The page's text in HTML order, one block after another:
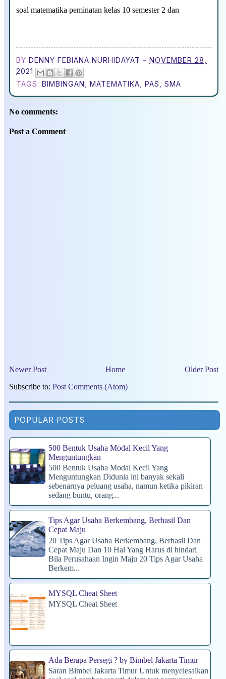
soal matematika peminatan kelas 10 semester 2 dan
BY DENNY FEBIANA NURHIDAYAT - NOVEMBER 28,
2021
TAGS: BIMBINGAN MATEMATIKA PAS SMA
No comments:
Post a Comment
Newer Post Older Post
Home
Subscribe to: Post Comments (Atom)
POPULAR POSTS
500 Bentuk Usaha Modal Kecil Yang
Menguntungkan
500 Bentuk Usaha Modal Kecil Yang
Menguntungkan Didunia ini banyak sekali
sebenarnya peluang usaha, namun ketika pikiran
sedang buntu, orang...
Tips Agar Usaha Berkembang, Berhasil Dan
Cepat Maju
20 Tips Agar Usaha Berkembang, Berhasil Dan
Cepat Maju Dan 10 Hal Yang Harus di hindari
Bila Perusahaan Ingin Maju 20 Tips Agar Usaha
Berkem...
MYSQL Cheat Sheet
MYSQL Cheat Sheet
Ada Berapa Persegi ? by Bimbel Jakarta Timur
Saran Bimbel Jakarta Timur Untuk menyelesaikan